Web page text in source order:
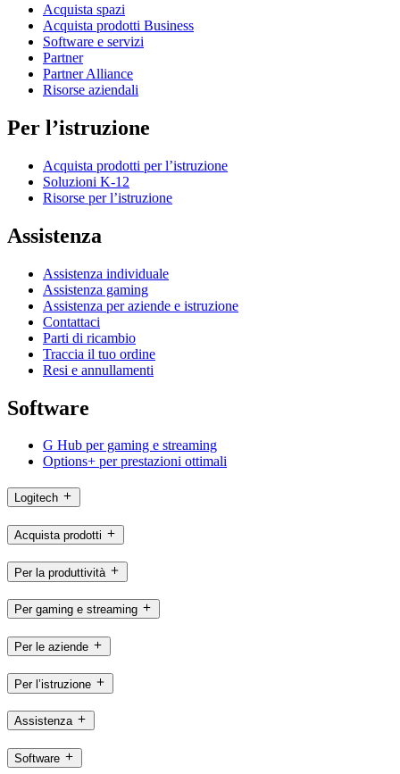
Acquista spazi
Acquista prodotti Business
Software e servizi
Partner
Partner Alliance
Risorse aziendali
Per l’istruzione
Acquista prodotti per l’istruzione
Soluzioni K-12
Risorse per l’istruzione
Assistenza
Assistenza individuale
Assistenza gaming
Assistenza per aziende e istruzione
Contattaci
Parti di ricambio
Traccia il tuo ordine
Resi e annullamenti
Software
G Hub per gaming e streaming
Options+ per prestazioni ottimali
Logitech
Acquista prodotti
Per la produttività
Per gaming e streaming
Per le aziende
Per l’istruzione
Assistenza
Software